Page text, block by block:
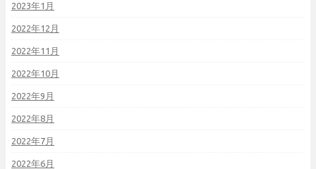
2023年1月
2022年12月
2022年11月
2022年10月
2022年9月
2022年8月
2022年7月
2022年6月